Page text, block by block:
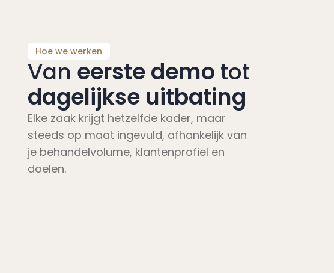
Hoe we werken
Van eerste demo tot
dagelijkse uitbating
Elke zaak krijgt hetzelfde kader, maar
steeds op maat ingevuld, afhankelijk van
je behandelvolume, klantenprofiel en
doelen.